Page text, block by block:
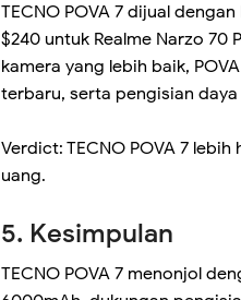
TECNO POVA 7 dijual
$240 untuk Realme Narzo 70
kamera yang lebih baik,
terbaru, serta pengisian
Verdict: TECNO POVA 7
uang.
5. Kesimpulan
TECNO POVA 7 menonjol